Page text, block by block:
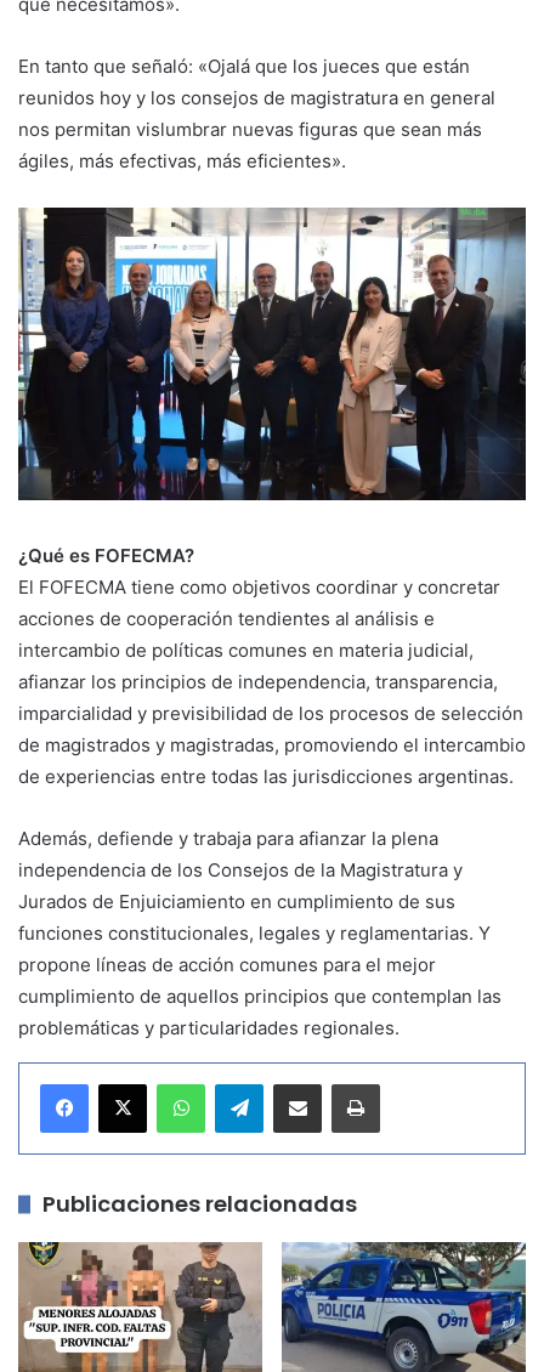
En tanto que señaló: «Ojalá que los jueces que están
reunidos hoy y los consejos de magistratura en general
nos permitan vislumbrar nuevas figuras que sean más
ágiles, más efectivas, más eficientes».
¿Qué es FOFECMA?
El FOFECMA tiene como objetivos coordinar y concretar
acciones de cooperación tendientes al análisis e
intercambio de políticas comunes en materia judicial,
afianzar los principios de independencia, transparencia,
imparcialidad y previsibilidad de los procesos de selección
de magistrados y magistradas, promoviendo el intercambio
de experiencias entre todas las jurisdicciones argentinas.
Además, defiende y trabaja para afianzar la plena
independencia de los Consejos de la Magistratura y
Jurados de Enjuiciamiento en cumplimiento de sus
funciones constitucionales, legales y reglamentarias. Y
propone líneas de acción comunes para el mejor
cumplimiento de aquellos principios que contemplan las
problemáticas y particularidades regionales.
Telegram
Publicaciones relacionadas